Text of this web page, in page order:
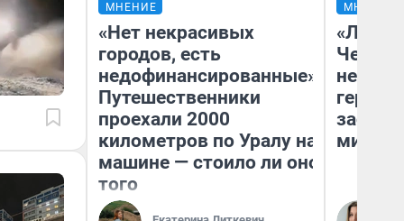
МНЕНИЕ
«Нет некрасивых
городов, есть
недофинансированные».
Путешественники
проехали 2000
километров по Уралу на
машине — стоило ли оно
того
МНЕНИЕ
«Люди
Чем
герои